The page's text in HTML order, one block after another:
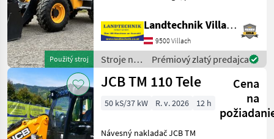
Použitý stroj
2026, s motorom s
výkonom 75 PS bez AdBlue,
hydrostatickou
prevodovkou s rýchlosťou
40 km/h a
Landtechnik Villach GmbH
9500 Villach
Stroje na
stavbu /
JCB
Prémiový zlatý predajca
JCB TM 110 Tele
Cena
na
50 kS/37 kW R. v. 2026 12 h
Návesný nakladač JCB TM